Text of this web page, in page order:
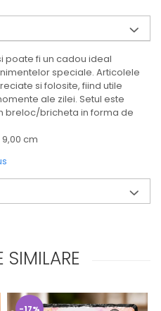
poate fi un cadou ideal
speciale. Articolele
si folosite, fiind utile
ale zilei. Setul este
breloc/bricheta in forma de
cm
SIMILARE
-17%